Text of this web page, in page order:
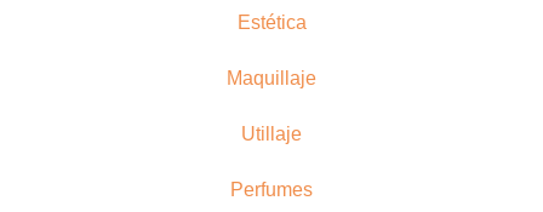
Estética
Maquillaje
Utillaje
Perfumes